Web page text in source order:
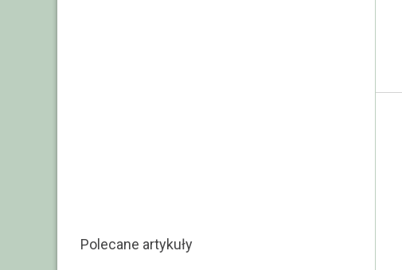
Polecane artykuły